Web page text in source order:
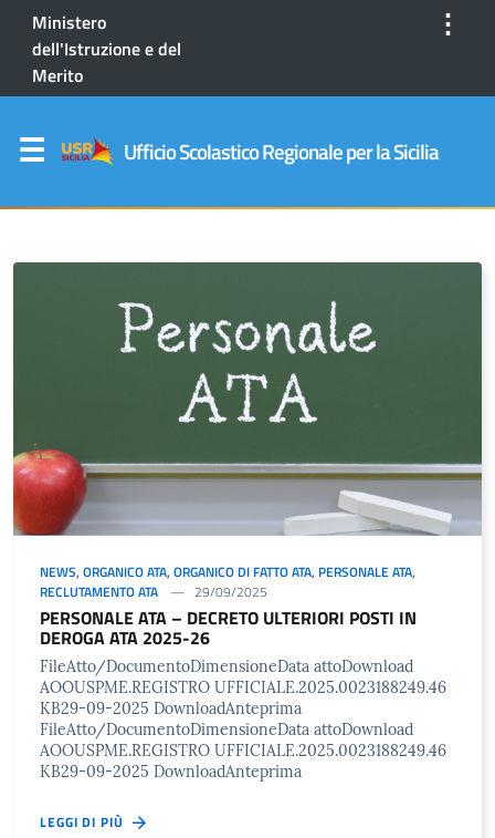
Ministero
dell'Istruzione e del
Merito
⋮
Ufficio Scolastico Regionale per la Sicilia
NEWS, ORGANICO ATA, ORGANICO DI FATTO ATA, PERSONALE ATA,
RECLUTAMENTO ATA
29/09/2025
PERSONALE ATA – DECRETO ULTERIORI POSTI IN
DEROGA ATA 2025-26
FileAtto/DocumentoDimensioneData attoDownload
AOOUSPME.REGISTRO UFFICIALE.2025.0023188249.46
KB29-09-2025 DownloadAnteprima
FileAtto/DocumentoDimensioneData attoDownload
AOOUSPME.REGISTRO UFFICIALE.2025.0023188249.46
KB29-09-2025 DownloadAnteprima
LEGGI DI PIÙ